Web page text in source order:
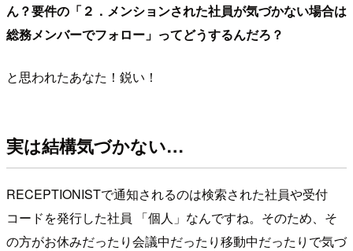
ん？要件の「２．メンションされた社員が気づかない場合は
総務メンバーでフォロー」ってどうするんだろ？
と思われたあなた！鋭い！
実は結構気づかない…
RECEPTIONISTで通知されるのは検索された社員や受付
コードを発行した社員 「個人」なんですね。そのため、そ
の方がお休みだったり会議中だったり移動中だったりで気づ